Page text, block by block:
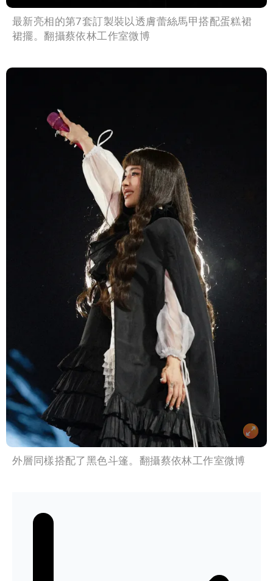
最新亮相的第7套訂製裝以透膚蕾絲馬甲搭配蛋糕裙
裙擺。翻攝蔡依林工作室微博
外層同樣搭配了黑色斗篷。翻攝蔡依林工作室微博